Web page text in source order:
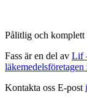
Pålitlig och komplett
Fass är en del av Lif
läkemedelsföretagen
Kontakta oss E-post